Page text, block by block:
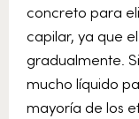
concreto para
capilar, ya que
gradualmente.
mucho líquido
mayoría de los